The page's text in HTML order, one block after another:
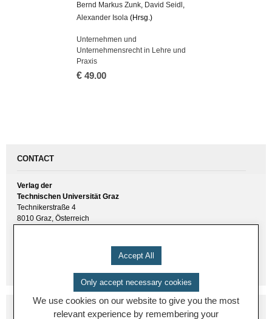
Bernd Markus Zunk, David Seidl ,
Alexander Isola(Hrsg.)
Unternehmen und
Unternehmensrecht in Lehre und
Praxis
€49.00
CONTACT
Verlag der
Technischen Universität Graz
Technikerstraße 4
8010 Graz, Österreich
Accept All
Only accept necessary cookies
We use cookies on our website to give you the most
relevant experience by remembering your